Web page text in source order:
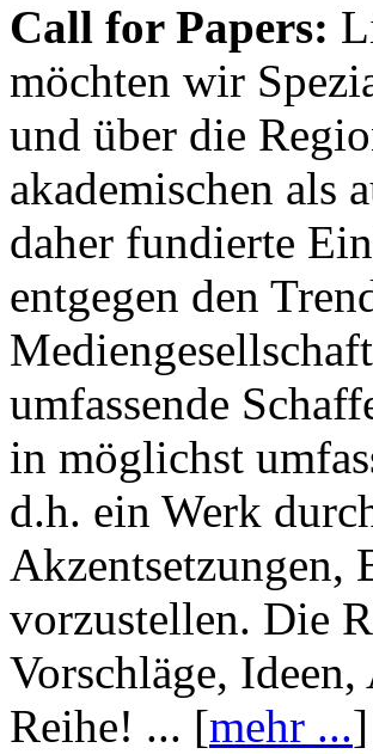
Call for Papers:
möchten wir
und über die
akademischen als
daher fundierte
entgegen den
umfassende
in möglichst
d.h. ein Werk
Akzentsetzungen,
vorzustellen. Die
Vorschläge,
Reihe! ... [mehr ...]